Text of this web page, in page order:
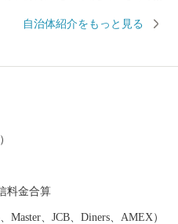
この町に残る伝統や物語が一
で運行するSLやまぐち号。 全
かしい蒸気機関車が運行してい
と、どこか懐かしい田園風景の
自治体紹介をもっと見る
料金合算
、JCB、Diners、AMEX）